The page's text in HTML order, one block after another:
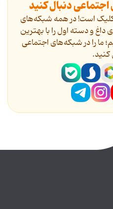
دنبال کنید
کلیک است! در همه شبکه‌های
و دسته اول را با بهترین
ما را در شبکه‌های اجتماعی
کنید.